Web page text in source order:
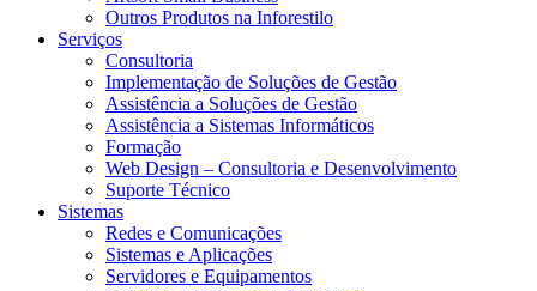
Outros Produtos na Inforestilo
Serviços
Consultoria
Implementação de Soluções de Gestão
Assistência a Soluções de Gestão
Assistência a Sistemas Informáticos
Formação
Web Design – Consultoria e Desenvolvimento
Suporte Técnico
Sistemas
Redes e Comunicações
Sistemas e Aplicações
Servidores e Equipamentos